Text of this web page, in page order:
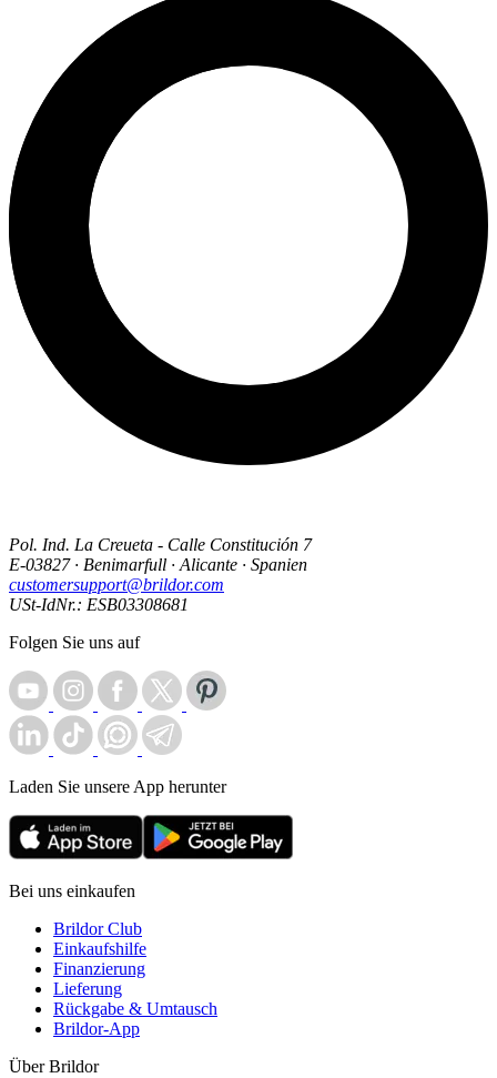
Pol. Ind. La Creueta - Calle Constitución 7
E-03827 · Benimarfull · Alicante · Spanien
customersupport@brildor.com
USt-IdNr.: ESB03308681
Folgen Sie uns auf
Laden Sie unsere App herunter
Bei uns einkaufen
Brildor Club
Einkaufshilfe
Finanzierung
Lieferung
Rückgabe & Umtausch
Brildor-App
Über Brildor